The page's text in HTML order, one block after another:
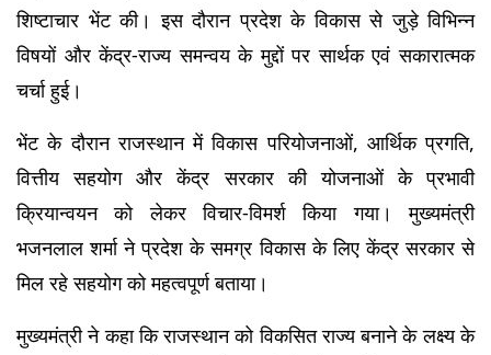
शिष्टाचार भेंट की। इस दौरान प्रदेश के विकास से जुड़े विभिन्न
विषयों और केंद्र-राज्य समन्वय के मुद्दों पर सार्थक एवं सकारात्मक
चर्चा हुई।
भेंट के दौरान राजस्थान में विकास परियोजनाओं, आर्थिक प्रगति,
वित्तीय सहयोग और केंद्र सरकार की योजनाओं के प्रभावी
क्रियान्वयन को लेकर विचार-विमर्श किया गया। मुख्यमंत्री
भजनलाल शर्मा ने प्रदेश के समग्र विकास के लिए केंद्र सरकार से
मिल रहे सहयोग को महत्वपूर्ण बताया।
मुख्यमंत्री ने कहा कि राजस्थान को विकसित राज्य बनाने के लक्ष्य के